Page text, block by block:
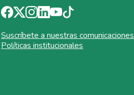
Suscríbete a nuestras comunicaciones
Políticas institucionales